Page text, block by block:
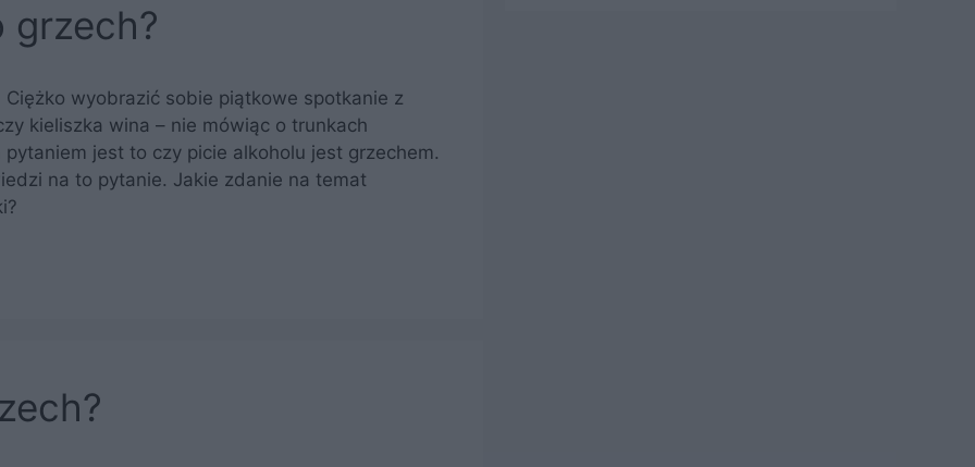
grzech?
wyobrazić sobie piątkowe spotkanie z
kieliszka wina – nie mówiąc o trunkach
jest to czy picie alkoholu jest grzechem.
na to pytanie. Jakie zdanie na temat